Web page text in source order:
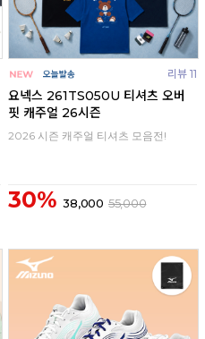
리뷰 11
요넥스 261TS050U 티셔츠 오버
핏 캐주얼 26시즌
2026 시즌 캐주얼 티셔츠 모음전!
30% 38,000 55,000